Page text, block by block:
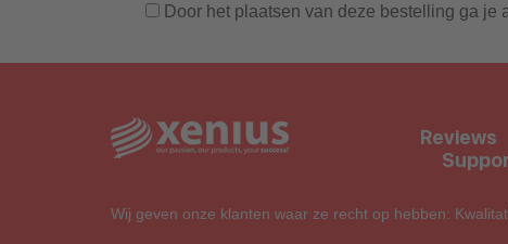
Door het plaatsen van deze bestelling ga je
Reviews
Wij geven onze klanten waar ze recht op hebben: